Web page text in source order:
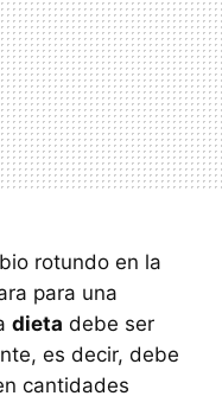
rotundo en la
para una
dieta debe ser
es decir, debe
cantidades